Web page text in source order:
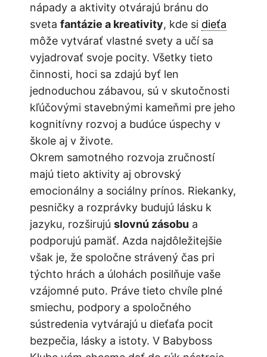
nápady a aktivity otvárajú bránu do
sveta fantázie a kreativity, kde si dieťa
môže vytvárať vlastné svety a učí sa
vyjadrovať svoje pocity. Všetky tieto
činnosti, hoci sa zdajú byť len
jednoduchou zábavou, sú v skutočnosti
kľúčovými stavebnými kameňmi pre jeho
kognitívny rozvoj a budúce úspechy v
škole aj v živote.
Okrem samotného rozvoja zručností
majú tieto aktivity aj obrovský
emocionálny a sociálny prínos. Riekanky,
pesničky a rozprávky budujú lásku k
jazyku, rozširujú slovnú zásobu a
podporujú pamäť. Azda najdôležitejšie
však je, že spoločne strávený čas pri
týchto hrách a úlohách posilňuje vaše
vzájomné puto. Práve tieto chvíle plné
smiechu, podpory a spoločného
sústredenia vytvárajú u dieťaťa pocit
bezpečia, lásky a istoty. V Babyboss